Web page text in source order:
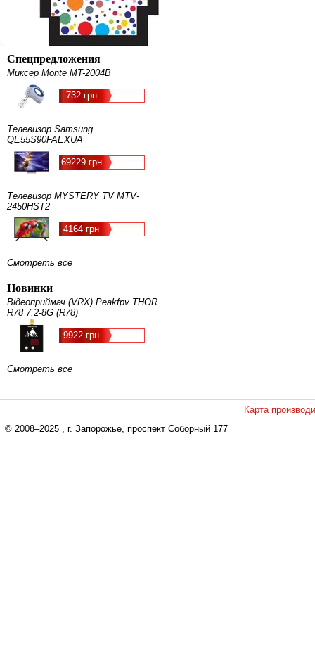
Спецпредложения
Миксер Monte MT-2004B
732 грн
Телевизор Samsung
QE55S90FAEXUA
69229 грн
Телевизор MYSTERY TV MTV-
2450HST2
4164 грн
Смотреть все
Новинки
Відеоприймач (VRX) Peakfpv THOR
R78 7,2-8G (R78)
9922 грн
Смотреть все
Карта
© 2008–2025 , г. Запорожье, проспект Соборный 177